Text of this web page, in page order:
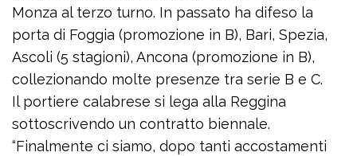
Monza al terzo turno. In passato ha difeso la
porta di Foggia (promozione in B), Bari, Spezia,
Ascoli (5 stagioni), Ancona (promozione in B),
collezionando molte presenze tra serie B e C.
Il portiere calabrese si lega alla Reggina
sottoscrivendo un contratto biennale.
“Finalmente ci siamo, dopo tanti accostamenti